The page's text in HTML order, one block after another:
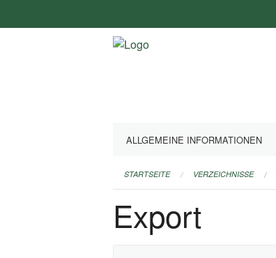
überspringen
ALLGEMEINE INFORMATIONEN
STARTSEITE VERZEICHNISSE
Export